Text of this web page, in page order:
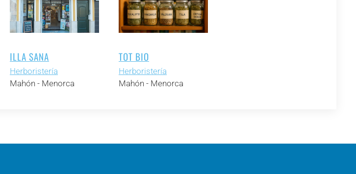
ILLA SANA
Herboristería
Mahón - Menorca
TOT BIO
Herboristería
Mahón - Menorca